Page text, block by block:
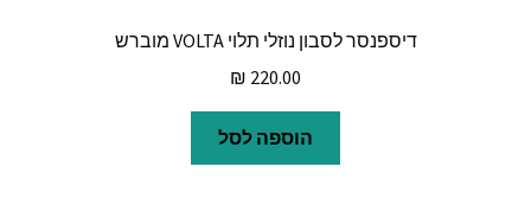
דיספנסר לסבון נוזלי תלוי VOLTA מוברש
₪ 220.00
הוספה לסל